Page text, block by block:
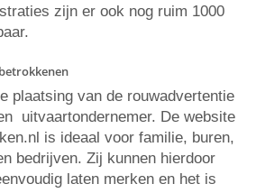
zijn er ook nog ruim 1000
plaatsing van de rouwadvertentie
uitvaartondernemer. De website
is ideaal voor familie, buren,
bedrijven. Zij kunnen hierdoor
laten merken en het is